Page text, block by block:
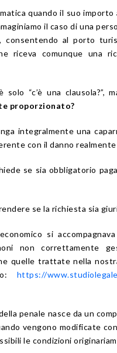
quando il suo importo
il caso di una
al porto
riceva comunque una
“c’è una clausola?”,
proporzionato?
integralmente una
con il danno
se sia obbligatorio
se la richiesta sia
si
non correttamente
quelle trattate nella
https://
penale nasce da un
vengono modificate
le condizioni